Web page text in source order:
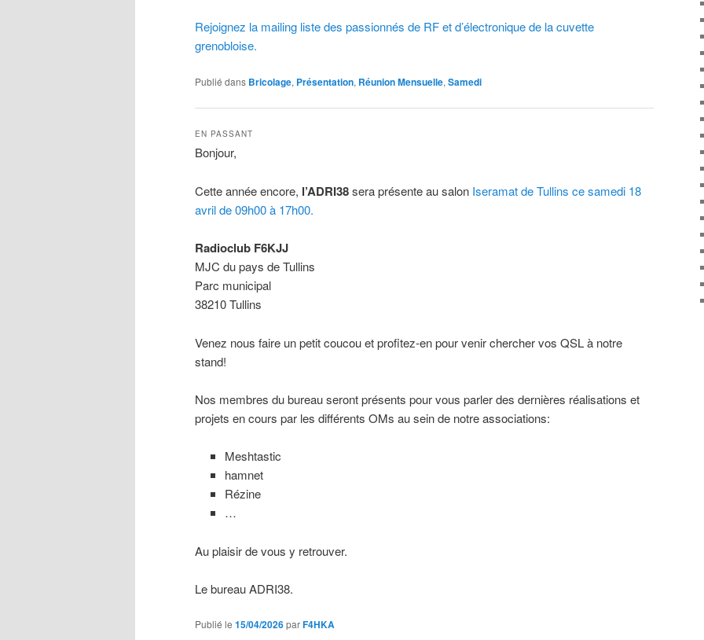
Rejoignez la mailing liste des passionnés de RF et d’électronique de la cuvette
grenobloise.
Publié dans Bricolage, Présentation, Réunion Mensuelle, Samedi
EN PASSANT
Bonjour,
Cette année encore, l’ADRI38sera présente au salon Iseramat de Tullins ce samedi 18
avrilde 09h00 à 17h00.
Radioclub F6KJJ
MJC du pays de Tullins
Parc municipal
38210 Tullins
Venez nous faire un petit coucou et profitez-en pour venir chercher vos QSL à notre
stand!
Nos membres du bureau seront présents pour vous parler des dernières réalisations et
projets en cours par les différents OMs au sein de notre associations:
Meshtastic
hamnet
Rézine
…
Au plaisir de vous y retrouver.
Le bureau ADRI38.
Publié le 15/04/2026parF4HKA